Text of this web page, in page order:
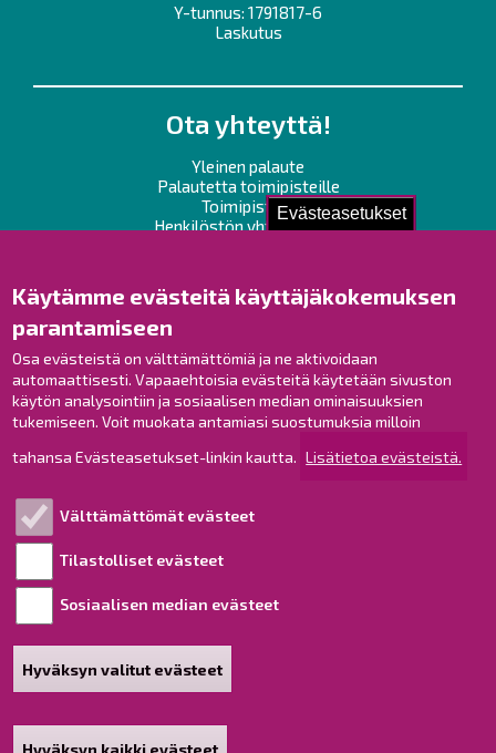
Evästeasetukset
Käytämme evästeitä käyttäjäkokemuksen
parantamiseen
Osa evästeistä on välttämättömiä ja ne aktivoidaan
automaattisesti. Vapaaehtoisia evästeitä käytetään sivuston
käytön analysointiin ja sosiaalisen median ominaisuuksien
tukemiseen. Voit muokata antamiasi suostumuksia milloin
tahansa Evästeasetukset-linkin kautta. Lisätietoa evästeistä.
Välttämättömät evästeet
Tilastolliset evästeet
Sosiaalisen median evästeet
Hyväksyn valitut evästeet
Hyväksyn kaikki evästeet
Poista hyväksyntä
Y-tunnus: 1791817-6
Laskutus
Ota yhteyttä!
Yleinen palaute
Palautetta toimipisteille
Toimipisteet
Henkilöstön yhteystiedot
Raahe Facebookissa
Raahe Instagramissa
Raahe LinkedInissä
Raahe YouTubessa
Esityslistat ja pöytäkirjat
Viranhaltijapäätökset
Saavutettavuusseloste